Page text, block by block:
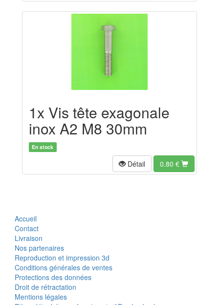
1x Vis tête exagonale
inox A2 M8 30mm
En stock
Détail 0.80 €
Accueil
Contact
Livraison
Nos partenaires
Reproduction et impression 3d
Conditions générales de ventes
Protections des données
Droit de rétractation
Mentions légales